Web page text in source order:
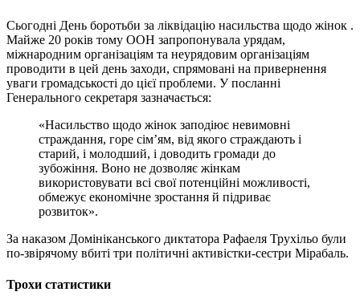
Сьогодні День боротьби за ліквідацію насильства щодо жінок .
Майже 20 років тому ООН запропонувала урядам,
міжнародним організаціям та неурядовим організаціям
проводити в цей день заходи, спрямовані на привернення
уваги громадськості до цієї проблеми. У посланні
Генерального секретаря зазначається:
«Насильство щодо жінок заподіює невимовні
страждання, горе сім’ям, від якого страждають і
старий, і молодший, і доводить громади до
зубожіння. Воно не дозволяє жінкам
використовувати всі свої потенційні можливості,
обмежує економічне зростання й підриває
розвиток».
За наказом Домініканського диктатора Рафаеля Трухільо були
по-звірячому вбиті три політичні активістки-сестри Мірабаль.
Трохи статистики